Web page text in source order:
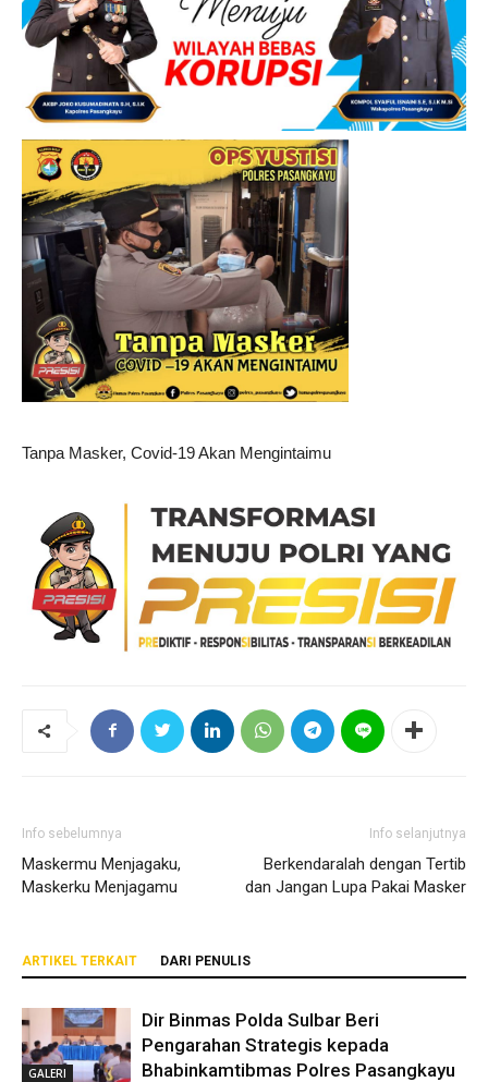
Tanpa Masker, Covid-19 Akan Mengintaimu
Info sebelumnya
Maskermu Menjagaku,
Maskerku Menjagamu
Info selanjutnya
Berkendaralah dengan Tertib
dan Jangan Lupa Pakai Masker
ARTIKEL TERKAIT DARI PENULIS
GALERI
Dir Binmas Polda Sulbar Beri
Pengarahan Strategis kepada
Bhabinkamtibmas Polres Pasangkayu